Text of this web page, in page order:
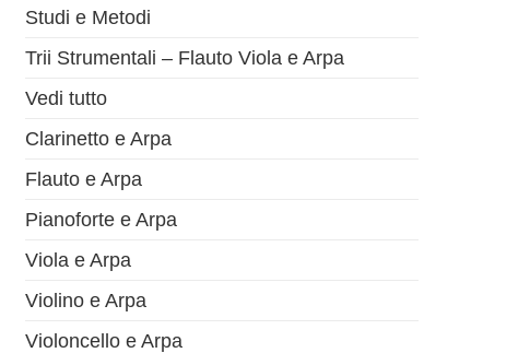
Studi e Metodi
Trii Strumentali – Flauto Viola e Arpa
Vedi tutto
Clarinetto e Arpa
Flauto e Arpa
Pianoforte e Arpa
Viola e Arpa
Violino e Arpa
Violoncello e Arpa